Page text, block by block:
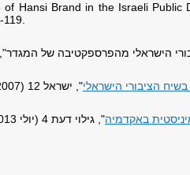
Hansi Brand in the Israeli Public
119
הציבורי הישראלי", ישראל 12 (2007), עמ' 105-81.
באקדמיה", גילוי דעת 4 (יולי 2013), עמ' 136-127.